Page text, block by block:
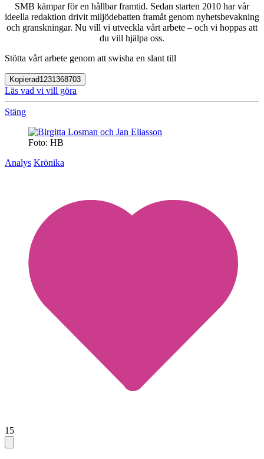
SMB kämpar för en hållbar framtid. Sedan starten 2010 har vår
ideella redaktion drivit miljödebatten framåt genom nyhetsbevakning
och granskningar. Nu vill vi utveckla vårt arbete – och vi hoppas att
du vill hjälpa oss.
Stötta vårt arbete genom att swisha en slant till
Kopierad1231368703
Läs vad vi vill göra
Stäng
Foto: HB
Analys Krönika
15